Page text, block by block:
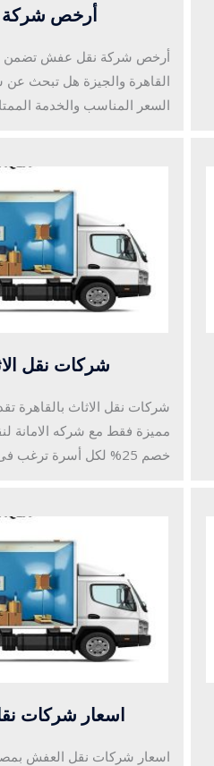
أرخص
أرخص شركة نقل عفش تضمن
القاهرة والجيزة هل تبحث
السعر المناسب والخدمة
شركات نقل
شركات نقل الاثاث بالقاهرة
مميزة فقط مع شركه الامانة
خصم 25% لكل أسرة ترغب فى…
اسعار شركات
اسعار شركات نقل العفش